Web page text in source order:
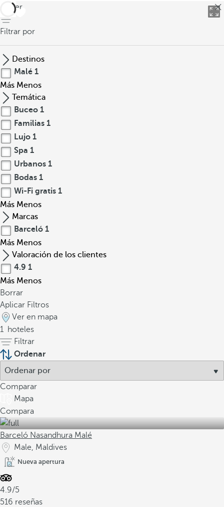
volver
Filtrar por
Destinos
Malé 1
Más Menos
Temática
Buceo 1
Familias 1
Lujo 1
Spa 1
Urbanos 1
Bodas 1
Wi-Fi gratis 1
Más Menos
Marcas
Barceló 1
Más Menos
Valoración de los clientes
4.9 1
Más Menos
Borrar
Aplicar Filtros
Ver en mapa
1 hoteles
Filtrar
Ordenar
Comparar
Mapa
Compara
Barceló Nasandhura Malé
Male, Maldives
Nueva apertura
4.9/5
516 reseñas
l
d
a
s
e
m
a
d
e
r
a
y
u
n
e
s
t
r
u
c
t
u
r
a
s
m
b
l
a
d
a
s
i